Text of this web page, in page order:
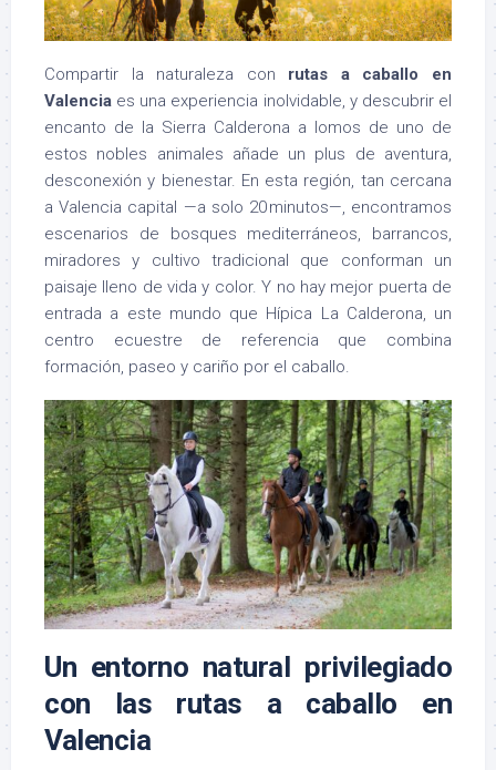
Compartir la naturaleza con rutas a caballo en
Valencia es una experiencia inolvidable, y descubrir el
encanto de la Sierra Calderona a lomos de uno de
estos nobles animales añade un plus de aventura,
desconexión y bienestar. En esta región, tan cercana
a Valencia capital —a solo 20 minutos—, encontramos
escenarios de bosques mediterráneos, barrancos,
miradores y cultivo tradicional que conforman un
paisaje lleno de vida y color. Y no hay mejor puerta de
entrada a este mundo que Hípica La Calderona, un
centro ecuestre de referencia que combina
formación, paseo y cariño por el caballo.
Un entorno natural privilegiado
con las rutas a caballo en
Valencia